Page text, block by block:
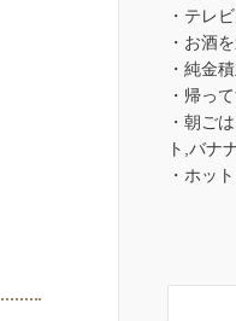
・テレ
・お酒
・純金
・帰っ
・朝ご
ト,バナ
・ホッ